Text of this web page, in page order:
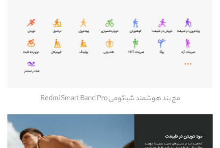
مچ بند هوشمند شیائومی Redmi Smart Band Pro